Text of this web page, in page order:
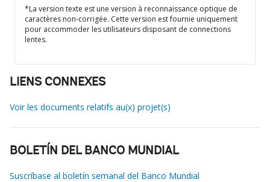
*La version texte est une version à reconnaissance optique de
caractères non-corrigée. Cette version est fournie uniquement
pour accommoder les utilisateurs disposant de connections
lentes.
LIENS CONNEXES
Voir les documents relatifs au(x) projet(s)
BOLETÍN DEL BANCO MUNDIAL
Suscríbase al boletín semanal del Banco Mundial